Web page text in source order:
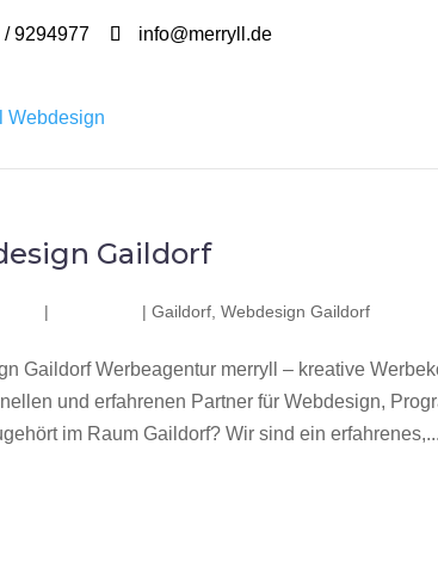
/ 9294977 info@merryll.de
Gaildorf
| |Gaildorf ,Webdesign Gaildorf
Gaildorf Werbeagentur merryll – kreative
und erfahrenen Partner für Webdesign,
im Raum Gaildorf? Wir sind ein erfahrenes,...